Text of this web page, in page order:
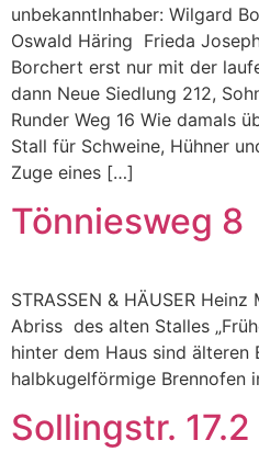
unbekanntInhaber: Wilgard
Oswald Häring Frieda
Borchert erst nur mit der
dann Neue Siedlung 212,
Runder Weg 16 Wie damals
Stall für Schweine, Hühner
Zuge eines […]
Tönniesweg 8
STRASSEN & HÄUSER
Abriss des alten Stalles
hinter dem Haus sind älteren
halbkugelförmige Brennofen
Sollingstr. 17.2